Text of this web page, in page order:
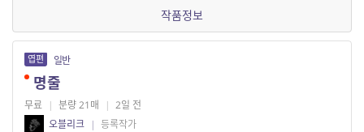
작품정보
엽편 일반
명줄
무료 | 분량 21매 | 2일 전
오블리크 | 등록작가